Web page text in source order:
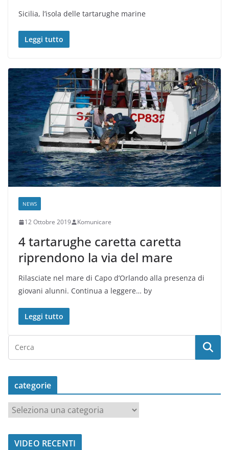
Sicilia, l’isola delle tartarughe marine
Leggi tutto
NEWS
12 Ottobre 2019 Komunicare
4 tartarughe caretta caretta
riprendono la via del mare
Rilasciate nel mare di Capo d’Orlando alla presenza di
giovani alunni. Continua a leggere… by
Leggi tutto
categorie
t
VIDEO RECENTI